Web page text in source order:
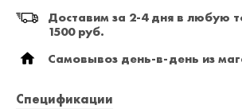
Доставим за 2-4 дня в любую
1500 руб.
Самовывоз день-в-день из
Спецификации